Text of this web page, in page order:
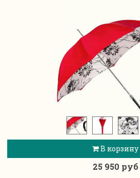
В корзину
25 950 руб